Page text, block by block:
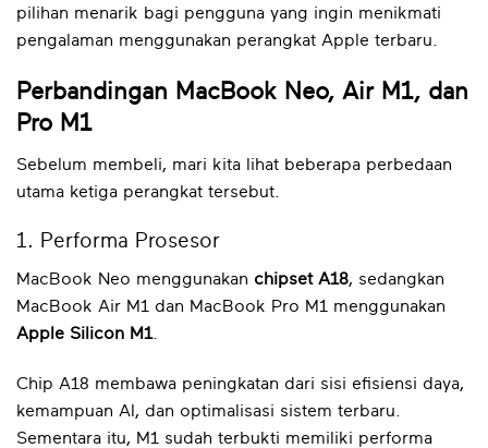
pilihan menarik bagi pengguna yang ingin menikmati
pengalaman menggunakan perangkat Apple terbaru.
Perbandingan MacBook Neo, Air M1, dan
Pro M1
Sebelum membeli, mari kita lihat beberapa perbedaan
utama ketiga perangkat tersebut.
1. Performa Prosesor
MacBook Neo menggunakan chipset A18, sedangkan
MacBook Air M1 dan MacBook Pro M1 menggunakan
Apple Silicon M1.
Chip A18 membawa peningkatan dari sisi efisiensi daya,
kemampuan AI, dan optimalisasi sistem terbaru.
Sementara itu, M1 sudah terbukti memiliki performa